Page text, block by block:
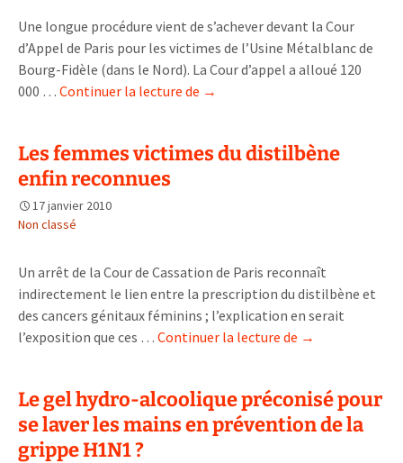
les
déchets
Une longue procédure vient de s’achever devant la Cour
d’Appel de Paris pour les victimes de l’Usine Métalblanc de
Bourg-Fidèle (dans le Nord). La Cour d’appel a alloué 120
000 … Continuer la lecture de Dommages
pour
Métalblanc
→
Les femmes victimes du distilbène
enfin reconnues
17 janvier 2010
Non classé
Un arrêt de la Cour de Cassation de Paris reconnaît
indirectement le lien entre la prescription du distilbène et
des cancers génitaux féminins ; l’explication en serait
l’exposition que ces … Continuer la lecture de Les
du
distilbène
→
Le gel hydro-alcoolique préconisé pour
se laver les mains en prévention de la
grippe H1N1 ?